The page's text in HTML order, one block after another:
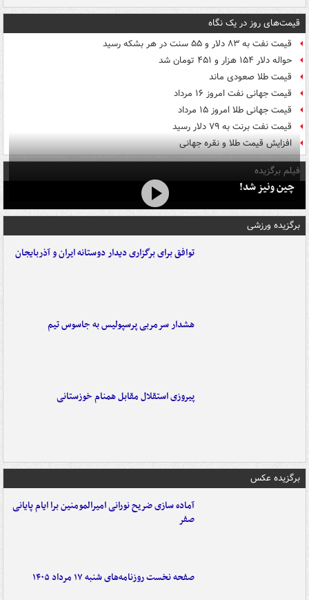
قیمت‌های روز در یک نگاه
قیمت نفت به ۸۳ دلار و ۵۵ سنت در هر بشکه رسید
حواله دلار ۱۵۴ هزار و ۴۵۱ تومان شد
قیمت طلا صعودی ماند
قیمت جهانی نفت امروز ۱۶ مرداد
قیمت جهانی طلا امروز ۱۵ مرداد
قیمت نفت برنت به ۷۹ دلار رسید
افزایش قیمت طلا و نقره جهانی
فیلم برگزیده
چین ونیز شد!
برگزیده ورزشی
توافق برای برگزاری دیدار دوستانه ایران و آذربایجان
هشدار سرمربی پرسپولیس به جاسوس تیم
پیروزی استقلال مقابل همنام خوزستانی
برگزیده عکس
آماده سازی ضریح نورانی امیرالمومنین برا ایام پایانی
صفر
صفحه نخست روزنامه‌های شنبه ۱۷ مرداد ۱۴۰۵